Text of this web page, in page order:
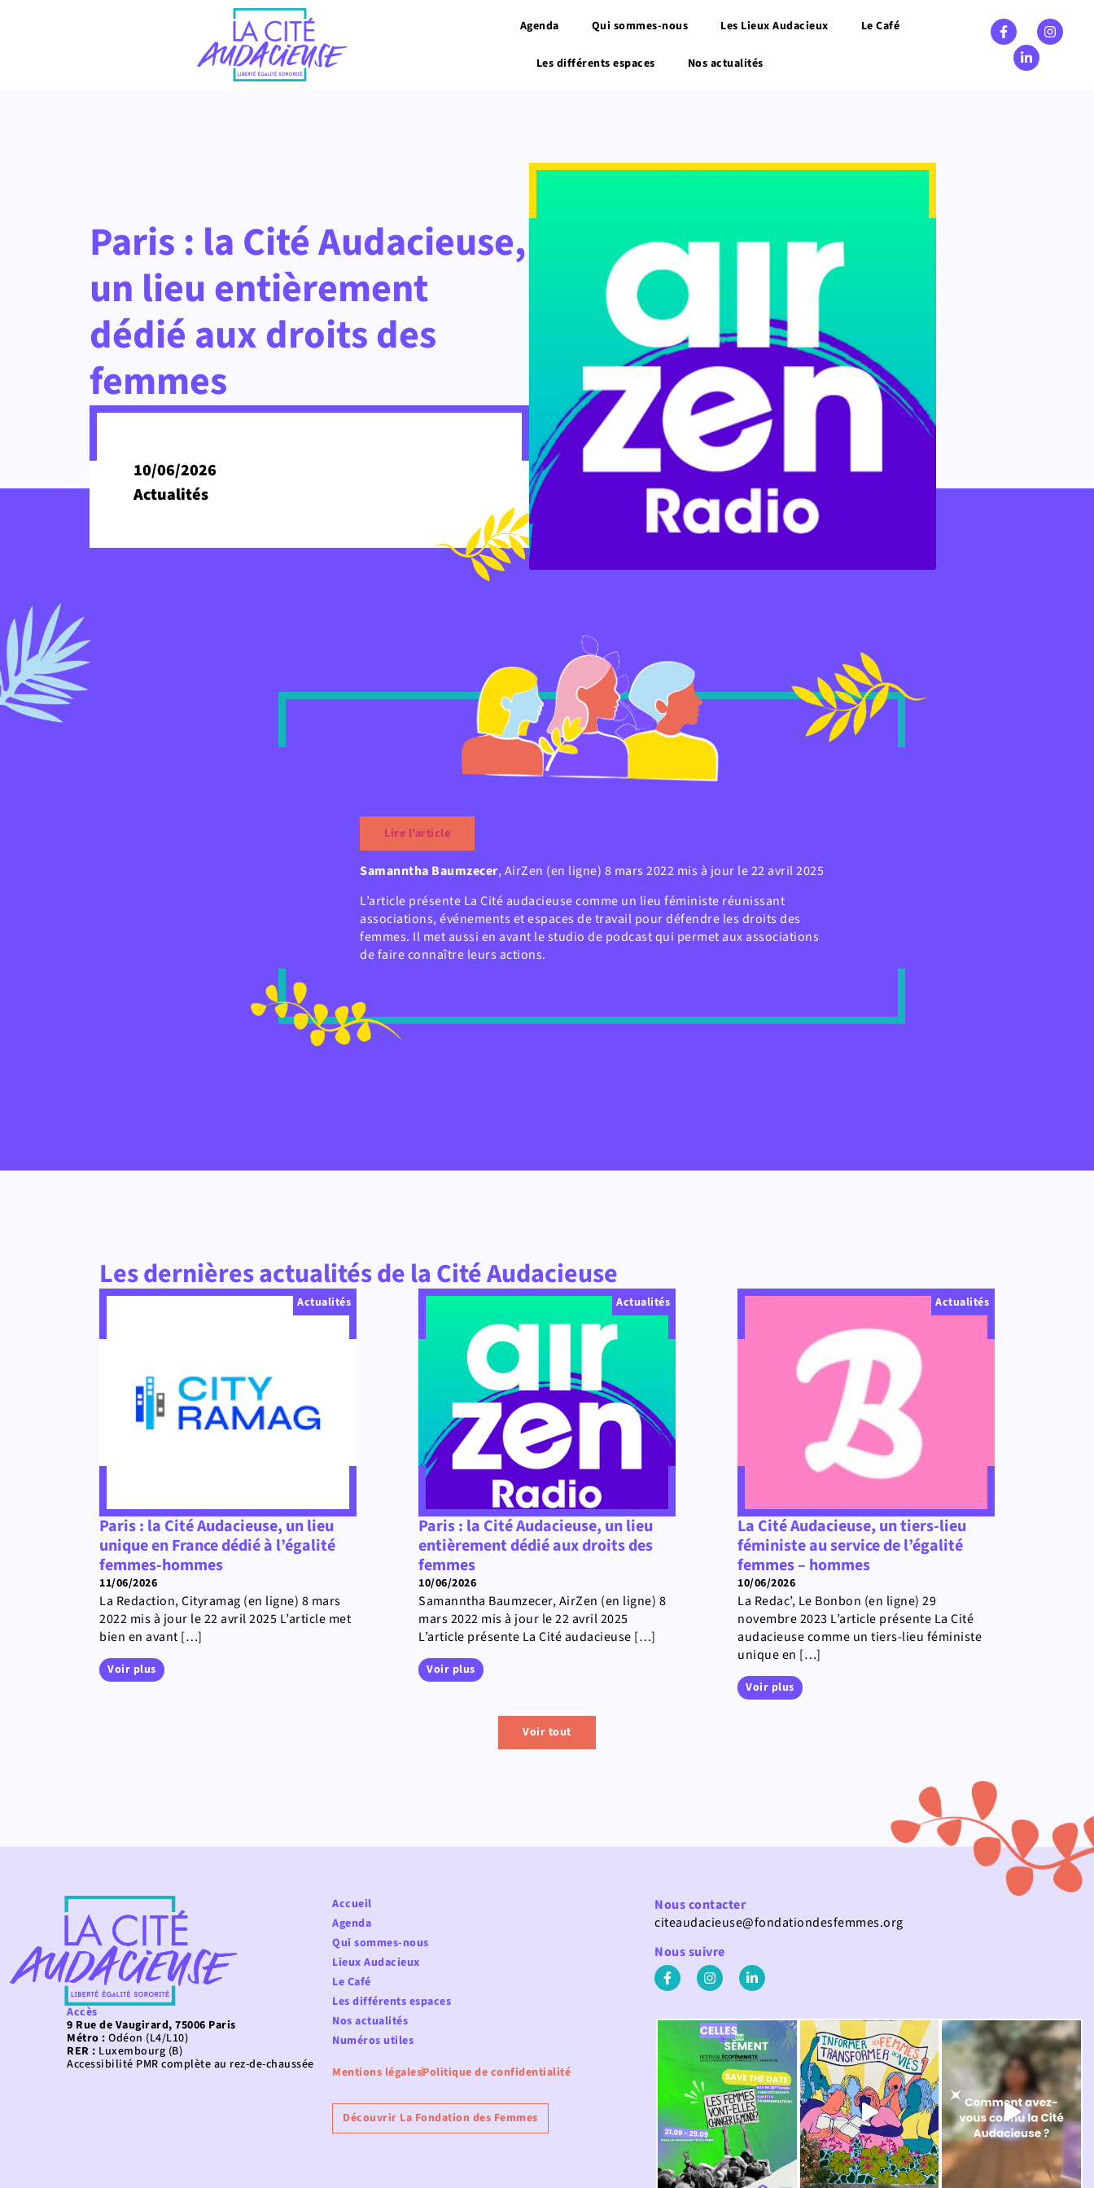
Agenda Qui sommes-nous Les Lieux Audacieux Le Café
Les différents espaces Nos actualités
Paris : la Cité Audacieuse,
un lieu entièrement
dédié aux droits des
femmes
10/06/2026
Actualités
Lire l’article
Samanntha Baumzecer, AirZen (en ligne) 8 mars 2022 mis à jour le 22 avril 2025
L’article présente La Cité audacieuse comme un lieu féministe réunissant
associations, événements et espaces de travail pour défendre les droits des
femmes. Il met aussi en avant le studio de podcast qui permet aux associations
de faire connaître leurs actions.
Les dernières actualités de la Cité Audacieuse
Actualités
Paris : la Cité Audacieuse, un lieu
unique en France dédié à l’égalité
femmes-hommes
11/06/2026
La Redaction, Cityramag (en ligne) 8 mars
2022 mis à jour le 22 avril 2025 L’article met
bien en avant […]
Voir plus
Actualités
Paris : la Cité Audacieuse, un lieu
entièrement dédié aux droits des
femmes
10/06/2026
Samanntha Baumzecer, AirZen (en ligne) 8
mars 2022 mis à jour le 22 avril 2025
L’article présente La Cité audacieuse […]
Voir plus
Actualités
La Cité Audacieuse, un tiers-lieu
féministe au service de l’égalité
femmes – hommes
10/06/2026
La Redac’, Le Bonbon (en ligne) 29
novembre 2023 L’article présente La Cité
audacieuse comme un tiers-lieu féministe
unique en […]
Voir plus
Voir tout
Accès
9 Rue de Vaugirard, 75006 Paris
Métro : Odéon (L4/L10)
RER : Luxembourg (B)
Accessibilité PMR complète au rez-de-chaussée
Accueil
Agenda
Qui sommes-nous
Lieux Audacieux
Le Café
Les différents espaces
Nos actualités
Numéros utiles
Mentions légalesPolitique de confidentialité
Découvrir La Fondation des Femmes
Nous contacter
citeaudacieuse@fondationdesfemmes.org
Nous suivre